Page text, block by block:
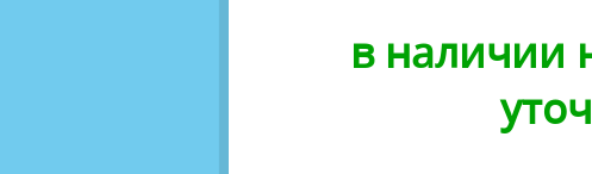
в наличии